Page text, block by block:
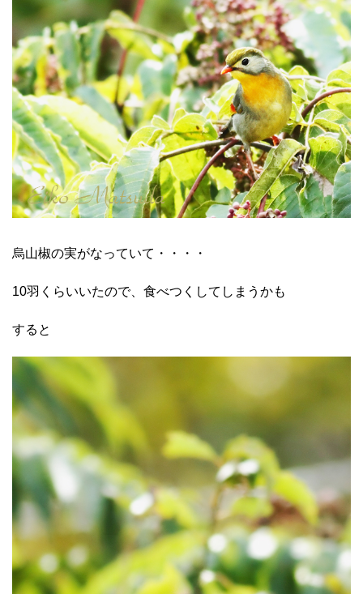
烏山椒の実がなっていて・・・・
10羽くらいいたので、食べつくしてしまうかも
すると